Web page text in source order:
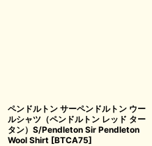
ペンドルトン サーペンドルトン ウー
ルシャツ（ペンドルトン レッド ター
タン）S/Pendleton Sir Pendleton
Wool Shirt [BTCA75]